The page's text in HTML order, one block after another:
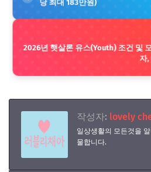
당 최대 183만원)
2026년 햇살론 유스(Youth) 조건 및
자,
작성자: lovely
일상생활의 모든것을
물합니다.